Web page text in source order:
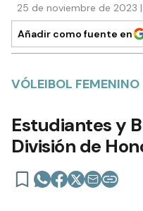
25 de noviembre de 2023
Añadir como fuente en
VÓLEIBOL FEMENINO
Estudiantes y
División de